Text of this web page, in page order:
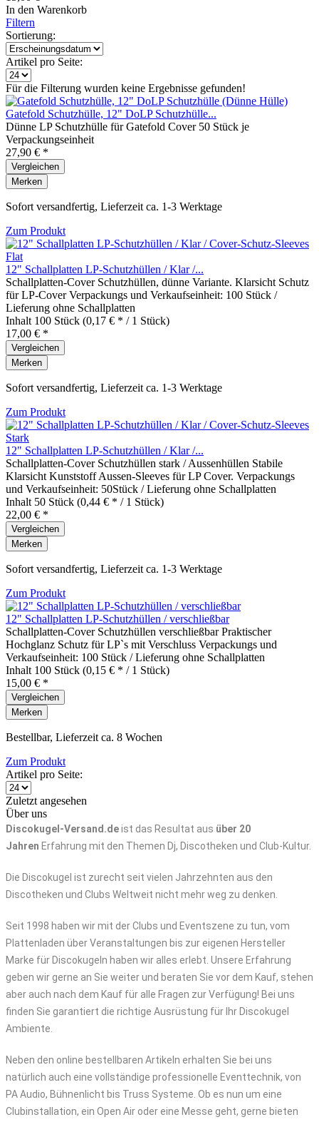
In den Warenkorb
Filtern
Sortierung:
Artikel pro Seite:
Für die Filterung wurden keine Ergebnisse gefunden!
Gatefold Schutzhülle, 12" DoLP Schutzhülle...
Dünne LP Schutzhülle für Gatefold Cover 50 Stück je
Verpackungseinheit
27,90 € *
Vergleichen
Merken
Sofort versandfertig, Lieferzeit ca. 1-3 Werktage
Zum Produkt
12" Schallplatten LP-Schutzhüllen / Klar /...
Schallplatten-Cover Schutzhüllen, dünne Variante. Klarsicht Schutz
für LP-Cover Verpackungs und Verkaufseinheit: 100 Stück /
Lieferung ohne Schallplatten
Inhalt 100 Stück (0,17 € * / 1 Stück)
17,00 € *
Vergleichen
Merken
Sofort versandfertig, Lieferzeit ca. 1-3 Werktage
Zum Produkt
12" Schallplatten LP-Schutzhüllen / Klar /...
Schallplatten-Cover Schutzhüllen stark / Aussenhüllen Stabile
Klarsicht Kunststoff Aussen-Sleeves für LP Cover. Verpackungs
und Verkaufseinheit: 50Stück / Lieferung ohne Schallplatten
Inhalt 50 Stück (0,44 € * / 1 Stück)
22,00 € *
Vergleichen
Merken
Sofort versandfertig, Lieferzeit ca. 1-3 Werktage
Zum Produkt
12" Schallplatten LP-Schutzhüllen / verschließbar
Schallplatten-Cover Schutzhüllen verschließbar Praktischer
Hochglanz Schutz für LP`s mit Verschluss Verpackungs und
Verkaufseinheit: 100 Stück / Lieferung ohne Schallplatten
Inhalt 100 Stück (0,15 € * / 1 Stück)
15,00 € *
Vergleichen
Merken
Bestellbar, Lieferzeit ca. 8 Wochen
Zum Produkt
Artikel pro Seite:
Zuletzt angesehen
Über uns
Discokugel-Versand.deist das Resultat aus über 20
Jahren Erfahrung mit den Themen Dj, Discotheken und Club-Kultur.
Die Discokugel ist zurecht seit vielen Jahrzehnten aus den
Discotheken und Clubs Weltweit nicht mehr weg zu denken.
Seit 1998 haben wir mit der Clubs und Eventszene zu tun, vom
Plattenladen über Veranstaltungen bis zur eigenen Hersteller
Marke für Discokugeln haben wir alles erlebt. Unsere Erfahrung
geben wir gerne an Sie weiter und beraten Sie vor dem Kauf, stehen
aber auch nach dem Kauf für alle Fragen zur Verfügung! Bei uns
finden Sie garantiert die richtige Ausrüstung für Ihr Discokugel
Ambiente.
Neben den online bestellbaren Artikeln erhalten Sie bei uns
natürlich auch eine vollständige professionelle Eventtechnik, von
PA Audio, Bühnenlicht bis Truss Systeme. Ob es nun um eine
Clubinstallation, ein Open Air oder eine Messe geht, gerne bieten